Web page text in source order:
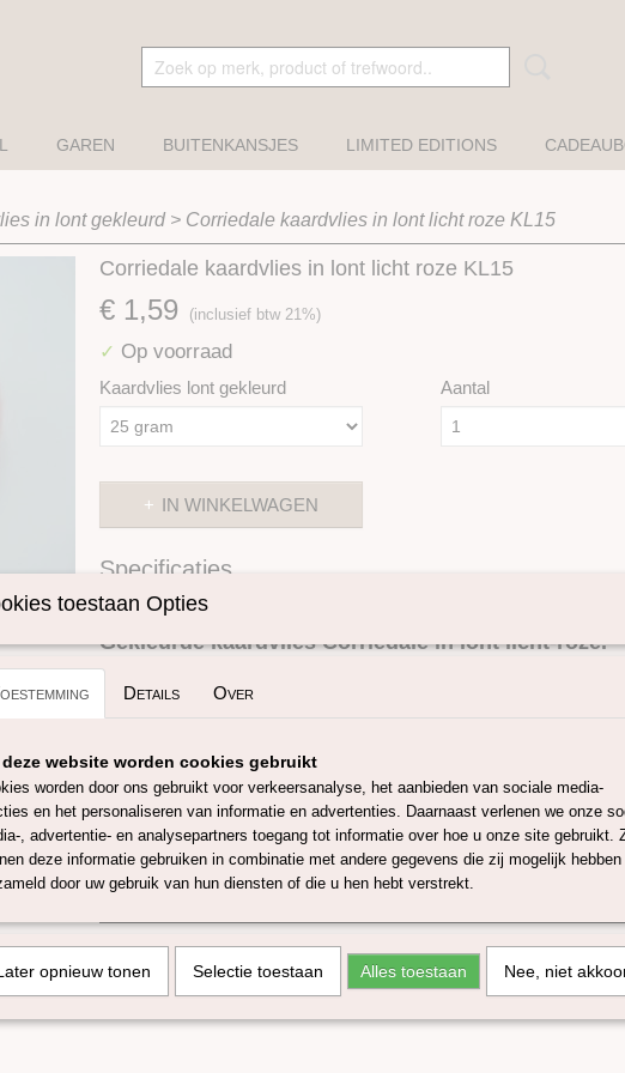
GAREN BUITENKANSJES LIMITED EDITIONS
in lont gekleurd > Corriedale kaardvlies in lont licht roze KL15
Corriedale kaardvlies in lont licht roze KL15
€ 1,59 (inclusief btw 21%)
✓ Op voorraad
Kaardvlies lont gekleurd Aantal
IN WINKELWAGEN
Specificaties
Productcode
Omschrijving
Gekleurde kaardvlies Corriedale in lont licht-roze.
Deze in lont getrokken gekleurde corriedale kaardvlies is perfect
naaldvilten maar ook te gebruiken bij het natvilten of te spinnen.
micron van 29-30 micron.
De lont heeft niet altijd de zelfde dikte, dus kan per levering
hier en daar wat strootjes door de wol heen. De kleuren kunnen
van batch tot batch vanwege de aard van natuurlijke vezels en
beeldscherm instellingen kunnen de kleuren iets afwijken! Dit
Oeko-Tex label en is EN71 getest.
Deze gekaarde corriedale in lont is verkrijgbaar in porties van 25
toestaan Opties
Details Over
deze website worden cookies gebruikt
worden door ons gebruikt voor verkeersanalyse, het aanbieden van sociale media-
en het personaliseren van informatie en advertenties. Daarnaast verlenen we onze
, advertentie- en analysepartners toegang tot informatie over hoe u onze site gebruikt.
deze informatie gebruiken in combinatie met andere gegevens die zij mogelijk hebben
door uw gebruik van hun diensten of die u hen hebt verstrekt.
opnieuw tonen Selectie toestaan Alles toestaan Nee, niet